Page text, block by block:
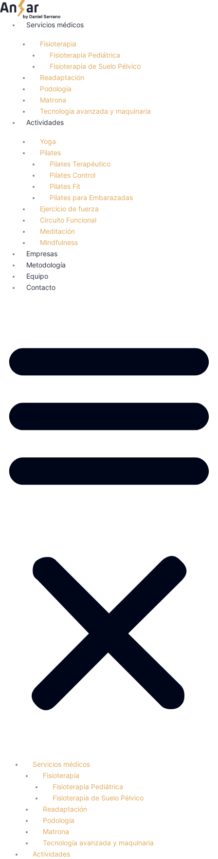
Ir
contenidoServicios médicos
Fisioterapia
Fisioterapia Pediátrica
Fisioterapia de Suelo Pélvico
Readaptación
Podología
Matrona
Tecnología avanzada y maquinaria
Actividades
Yoga
Pilates
Pilates Terapéutico
Pilates Control
Pilates Fit
Pilates para Embarazadas
Ejercicio de fuerza
Circuito Funcional
Meditación
Mindfulness
Empresas
Metodología
Equipo
Contacto
Servicios médicos
Fisioterapia
Fisioterapia Pediátrica
Fisioterapia de Suelo Pélvico
Readaptación
Podología
Matrona
Tecnología avanzada y maquinaria
Actividades